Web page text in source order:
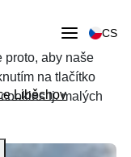
CS
Liběchov
proto, aby naše
na tlačítko
tj. malých